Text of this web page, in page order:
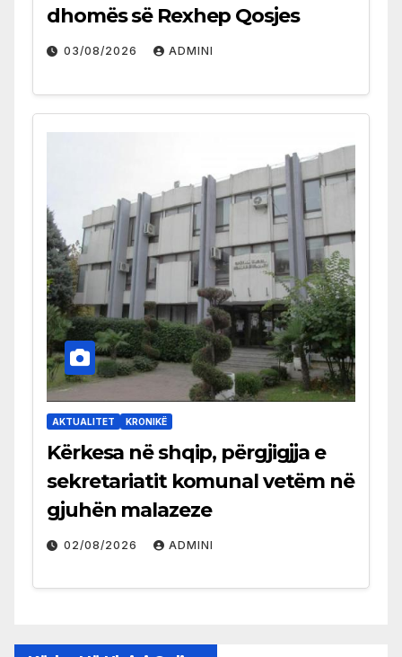
dhomës së Rexhep Qosjes
03/08/2026 ADMINI
AKTUALITET KRONIKË
Kërkesa në shqip, përgjigjja e
sekretariatit komunal vetëm në
gjuhën malazeze
02/08/2026 ADMINI